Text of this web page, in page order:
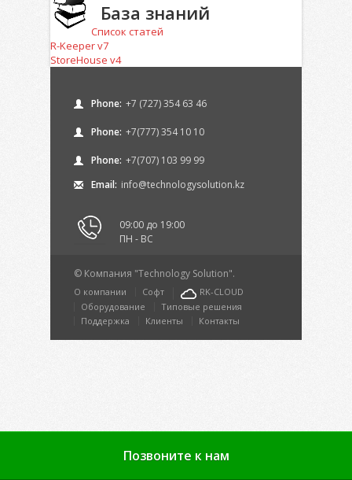
База знаний
Список статей
R-Keeper v7
StoreHouse v4
Phone: +7 (727) 354 63 46
Phone: +7(777) 354 10 10
Phone: +7(707) 103 99 99
Email: info@technologysolution.kz
09:00 до 19:00
ПН - ВС
© Компания "Technology Solution".
О компании Софт
RK-CLOUD
Оборудование
Типовые решения
Поддержка
Клиенты Контакты
Позвоните к нам